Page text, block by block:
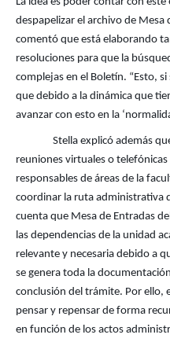
despapelizar el archivo de
comentó que está elaborando
resoluciones para que la
complejas en el Boletín. “Esto,
que debido a la dinámica que
avanzar con esto en la
Stella explicó además
reuniones virtuales o
responsables de áreas de la
coordinar la ruta administrativa
cuenta que Mesa de Entradas
las dependencias de la unidad
relevante y necesaria debido a
se genera toda la
conclusión del trámite. Por ello,
pensar y repensar de forma
en función de los actos